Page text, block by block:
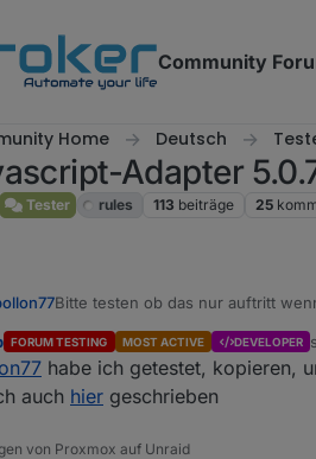
Community
Home Deutsch
Adapter
Tester rules 113 beiträge 25
Bitte testen ob das nur auftritt
FORUM TESTING MOST ACTIVE DEVELOPER
habe ich getestet, kopieren,
auch hier geschrieben
von Proxmox auf Unraid